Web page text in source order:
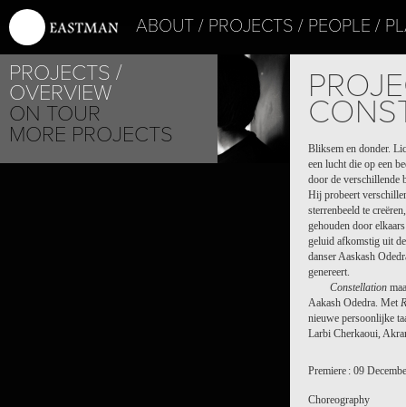
ABOUT PROJECTS PEOPLE
PROJECTS
OVERVIEW
ON TOUR
MORE PROJECTS
Bliksem en donder.
een lucht die op een
door de verschillende
Hij probeert
sterrenbeeld te
gehouden door
geluid afkomstig uit
danser Aaskash
genereert.
Constellation
Aakash Odedra. Met
nieuwe persoonlijke
Larbi Cherkaoui,
Premiere : 09
Choreography